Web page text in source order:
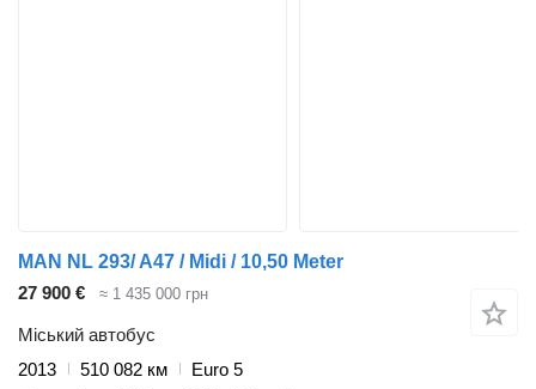
MAN NL 293/ A47 / Midi / 10,50 Meter
27 900 €
≈ 1 435 000 грн
Міський автобус
2013
510 082 км
Euro 5